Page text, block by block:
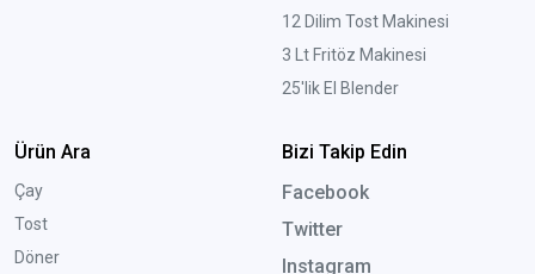
12 Dilim Tost Makinesi
3 Lt Fritöz Makinesi
25'lik El Blender
Ürün Ara
Çay
Tost
Döner
Bizi Takip Edin
Facebook
Twitter
Instagram